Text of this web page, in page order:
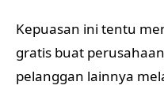
Kepuasan ini tentu
gratis buat
pelanggan lainnya